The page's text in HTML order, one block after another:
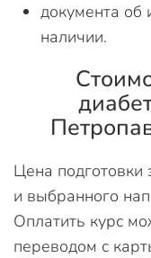
документа
наличии.
Цена подготовки
и выбранного
Оплатить курс
переводом с